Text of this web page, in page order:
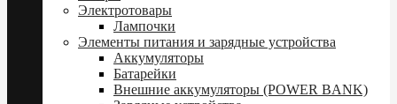
Электротовары
Лампочки
Элементы питания и зарядные устройства
Аккумуляторы
Батарейки
Внешние аккумуляторы (POWER BANK)